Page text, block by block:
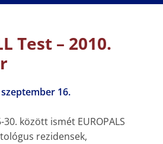
Test – 2010.
16.
között ismét EUROPALS
rezidensek,